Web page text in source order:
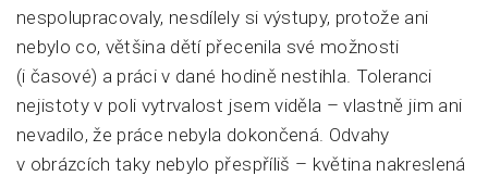
nespolupracovaly, nesdílely si výstupy, protože ani
nebylo co, většina dětí přecenila své možnosti
(i časové) a práci v dané hodině nestihla. Toleranci
nejistoty v poli vytrvalost jsem viděla – vlastně jim ani
nevadilo, že práce nebyla dokončená. Odvahy
v obrázcích taky nebylo přespříliš – květina nakreslená